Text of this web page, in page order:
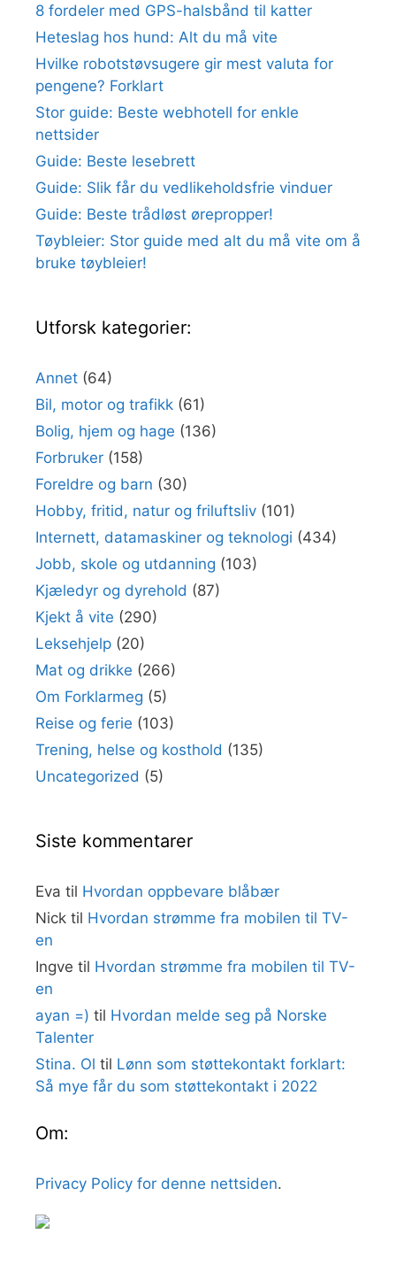
8 fordeler med GPS-halsbånd til katter
Heteslag hos hund: Alt du må vite
Hvilke robotstøvsugere gir mest valuta for
pengene? Forklart
Stor guide: Beste webhotell for enkle
nettsider
Guide: Beste lesebrett
Guide: Slik får du vedlikeholdsfrie vinduer
Guide: Beste trådløst ørepropper!
Tøybleier: Stor guide med alt du må vite om å
bruke tøybleier!
Utforsk kategorier:
Annet (64)
Bil, motor og trafikk (61)
Bolig, hjem og hage (136)
Forbruker (158)
Foreldre og barn (30)
Hobby, fritid, natur og friluftsliv (101)
Internett, datamaskiner og teknologi (434)
Jobb, skole og utdanning (103)
Kjæledyr og dyrehold (87)
Kjekt å vite (290)
Leksehjelp (20)
Mat og drikke (266)
Om Forklarmeg (5)
Reise og ferie (103)
Trening, helse og kosthold (135)
Uncategorized (5)
Siste kommentarer
Eva til Hvordan oppbevare blåbær
Nick til Hvordan strømme fra mobilen til TV-
en
Ingve til Hvordan strømme fra mobilen til TV-
en
ayan =) til Hvordan melde seg på Norske
Talenter
Stina. Ol til Lønn som støttekontakt forklart:
Så mye får du som støttekontakt i 2022
Om:
Privacy Policy for denne nettsiden.